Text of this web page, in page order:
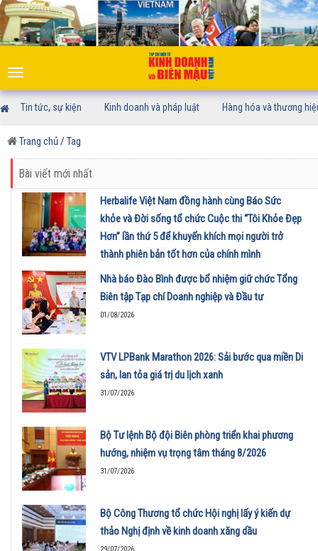
Toggle
navigation
Tin tức, sự kiện Kinh doanh và pháp luật Hàng hóa và thương
Trang chủ/ Tag
Bài viết mới nhất
Herbalife Việt Nam đồng hành cùng Báo Sức
khỏe và Đời sống tổ chức Cuộc thi “Tôi Khỏe Đẹp
Hơn” lần thứ 5 để khuyến khích mọi người trở
thành phiên bản tốt hơn của chính mình
01/08/2026
Nhà báo Đào Bình được bổ nhiệm giữ chức Tổng
Biên tập Tạp chí Doanh nghiệp và Đầu tư
01/08/2026
VTV LPBank Marathon 2026: Sải bước qua miền Di
sản, lan tỏa giá trị du lịch xanh
31/07/2026
Bộ Tư lệnh Bộ đội Biên phòng triển khai phương
hướng, nhiệm vụ trọng tâm tháng 8/2026
31/07/2026
Bộ Công Thương tổ chức Hội nghị lấy ý kiến dự
thảo Nghị định về kinh doanh xăng dầu